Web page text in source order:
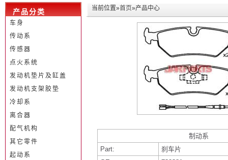
当前位置»首页»产品中心
制动系
Part:
刹车片
产品分类
车身
传动系
传感器
点火系统
发动机垫片及缸盖
发动机支架胶垫
冷却系
离合器
配气机构
其它零件
起动系